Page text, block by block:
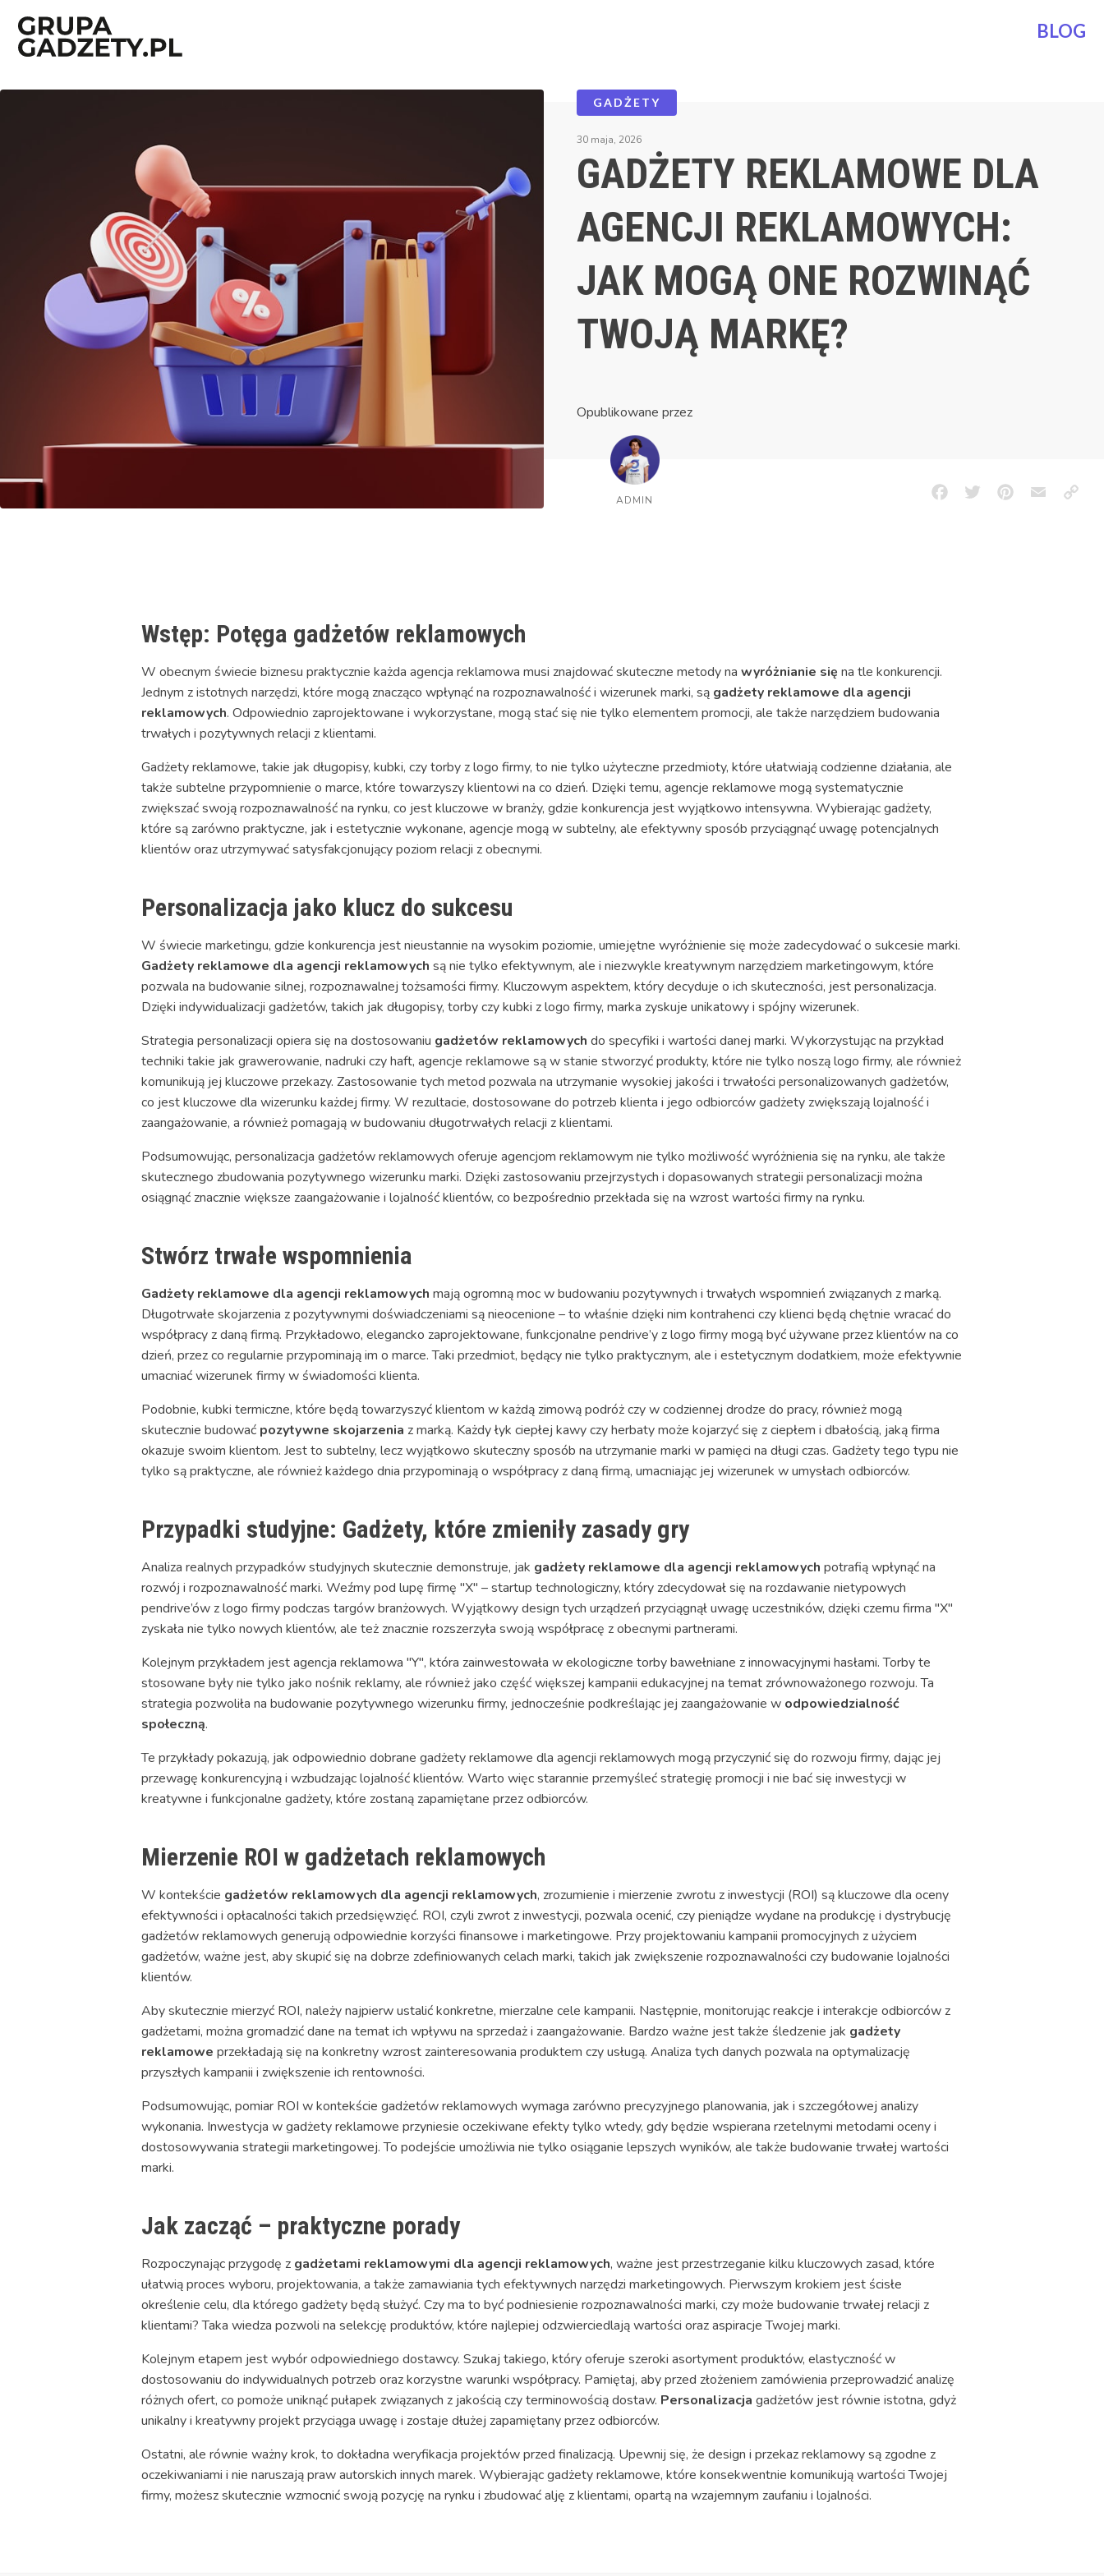
BLOG
GADŻETY
30 maja, 2026
GADŻETY REKLAMOWE DLA
AGENCJI REKLAMOWYCH:
JAK MOGĄ ONE ROZWINĄĆ
TWOJĄ MARKĘ?
Opublikowane przez
ADMIN FacebookTwitterPinterestEmailCopy
Wstęp: Potęga gadżetów reklamowych
W obecnym świecie biznesu praktycznie każda agencja reklamowa musi znajdować skuteczne metody na wyróżnianie się na tle konkurencji.
Jednym z istotnych narzędzi, które mogą znacząco wpłynąć na rozpoznawalność i wizerunek marki, są gadżety reklamowe dla agencji
reklamowych. Odpowiednio zaprojektowane i wykorzystane, mogą stać się nie tylko elementem promocji, ale także narzędziem budowania
trwałych i pozytywnych relacji z klientami.
Gadżety reklamowe, takie jak długopisy, kubki, czy torby z logo firmy, to nie tylko użyteczne przedmioty, które ułatwiają codzienne działania, ale
także subtelne przypomnienie o marce, które towarzyszy klientowi na co dzień. Dzięki temu, agencje reklamowe mogą systematycznie
zwiększać swoją rozpoznawalność na rynku, co jest kluczowe w branży, gdzie konkurencja jest wyjątkowo intensywna. Wybierając gadżety,
które są zarówno praktyczne, jak i estetycznie wykonane, agencje mogą w subtelny, ale efektywny sposób przyciągnąć uwagę potencjalnych
klientów oraz utrzymywać satysfakcjonujący poziom relacji z obecnymi.
Personalizacja jako klucz do sukcesu
W świecie marketingu, gdzie konkurencja jest nieustannie na wysokim poziomie, umiejętne wyróżnienie się może zadecydować o sukcesie marki.
Gadżety reklamowe dla agencji reklamowych są nie tylko efektywnym, ale i niezwykle kreatywnym narzędziem marketingowym, które
pozwala na budowanie silnej, rozpoznawalnej tożsamości firmy. Kluczowym aspektem, który decyduje o ich skuteczności, jest personalizacja.
Dzięki indywidualizacji gadżetów, takich jak długopisy, torby czy kubki z logo firmy, marka zyskuje unikatowy i spójny wizerunek.
Strategia personalizacji opiera się na dostosowaniu gadżetów reklamowych do specyfiki i wartości danej marki. Wykorzystując na przykład
techniki takie jak grawerowanie, nadruki czy haft, agencje reklamowe są w stanie stworzyć produkty, które nie tylko noszą logo firmy, ale również
komunikują jej kluczowe przekazy. Zastosowanie tych metod pozwala na utrzymanie wysokiej jakości i trwałości personalizowanych gadżetów,
co jest kluczowe dla wizerunku każdej firmy. W rezultacie, dostosowane do potrzeb klienta i jego odbiorców gadżety zwiększają lojalność i
zaangażowanie, a również pomagają w budowaniu długotrwałych relacji z klientami.
Podsumowując, personalizacja gadżetów reklamowych oferuje agencjom reklamowym nie tylko możliwość wyróżnienia się na rynku, ale także
skutecznego zbudowania pozytywnego wizerunku marki. Dzięki zastosowaniu przejrzystych i dopasowanych strategii personalizacji można
osiągnąć znacznie większe zaangażowanie i lojalność klientów, co bezpośrednio przekłada się na wzrost wartości firmy na rynku.
Stwórz trwałe wspomnienia
Gadżety reklamowe dla agencji reklamowych mają ogromną moc w budowaniu pozytywnych i trwałych wspomnień związanych z marką.
Długotrwałe skojarzenia z pozytywnymi doświadczeniami są nieocenione – to właśnie dzięki nim kontrahenci czy klienci będą chętnie wracać do
współpracy z daną firmą. Przykładowo, elegancko zaprojektowane, funkcjonalne pendrive’y z logo firmy mogą być używane przez klientów na co
dzień, przez co regularnie przypominają im o marce. Taki przedmiot, będący nie tylko praktycznym, ale i estetycznym dodatkiem, może efektywnie
umacniać wizerunek firmy w świadomości klienta.
Podobnie, kubki termiczne, które będą towarzyszyć klientom w każdą zimową podróż czy w codziennej drodze do pracy, również mogą
skutecznie budować pozytywne skojarzenia z marką. Każdy łyk ciepłej kawy czy herbaty może kojarzyć się z ciepłem i dbałością, jaką firma
okazuje swoim klientom. Jest to subtelny, lecz wyjątkowo skuteczny sposób na utrzymanie marki w pamięci na długi czas. Gadżety tego typu nie
tylko są praktyczne, ale również każdego dnia przypominają o współpracy z daną firmą, umacniając jej wizerunek w umysłach odbiorców.
Przypadki studyjne: Gadżety, które zmieniły zasady gry
Analiza realnych przypadków studyjnych skutecznie demonstruje, jak gadżety reklamowe dla agencji reklamowych potrafią wpłynąć na
rozwój i rozpoznawalność marki. Weźmy pod lupę firmę "X" – startup technologiczny, który zdecydował się na rozdawanie nietypowych
pendrive’ów z logo firmy podczas targów branżowych. Wyjątkowy design tych urządzeń przyciągnął uwagę uczestników, dzięki czemu firma "X"
zyskała nie tylko nowych klientów, ale też znacznie rozszerzyła swoją współpracę z obecnymi partnerami.
Kolejnym przykładem jest agencja reklamowa "Y", która zainwestowała w ekologiczne torby bawełniane z innowacyjnymi hasłami. Torby te
stosowane były nie tylko jako nośnik reklamy, ale również jako część większej kampanii edukacyjnej na temat zrównoważonego rozwoju. Ta
strategia pozwoliła na budowanie pozytywnego wizerunku firmy, jednocześnie podkreślając jej zaangażowanie w odpowiedzialność
społeczną.
Te przykłady pokazują, jak odpowiednio dobrane gadżety reklamowe dla agencji reklamowych mogą przyczynić się do rozwoju firmy, dając jej
przewagę konkurencyjną i wzbudzając lojalność klientów. Warto więc starannie przemyśleć strategię promocji i nie bać się inwestycji w
kreatywne i funkcjonalne gadżety, które zostaną zapamiętane przez odbiorców.
Mierzenie ROI w gadżetach reklamowych
W kontekście gadżetów reklamowych dla agencji reklamowych, zrozumienie i mierzenie zwrotu z inwestycji (ROI) są kluczowe dla oceny
efektywności i opłacalności takich przedsięwzięć. ROI, czyli zwrot z inwestycji, pozwala ocenić, czy pieniądze wydane na produkcję i dystrybucję
gadżetów reklamowych generują odpowiednie korzyści finansowe i marketingowe. Przy projektowaniu kampanii promocyjnych z użyciem
gadżetów, ważne jest, aby skupić się na dobrze zdefiniowanych celach marki, takich jak zwiększenie rozpoznawalności czy budowanie lojalności
klientów.
Aby skutecznie mierzyć ROI, należy najpierw ustalić konkretne, mierzalne cele kampanii. Następnie, monitorując reakcje i interakcje odbiorców z
gadżetami, można gromadzić dane na temat ich wpływu na sprzedaż i zaangażowanie. Bardzo ważne jest także śledzenie jak gadżety
reklamowe przekładają się na konkretny wzrost zainteresowania produktem czy usługą. Analiza tych danych pozwala na optymalizację
przyszłych kampanii i zwiększenie ich rentowności.
Podsumowując, pomiar ROI w kontekście gadżetów reklamowych wymaga zarówno precyzyjnego planowania, jak i szczegółowej analizy
wykonania. Inwestycja w gadżety reklamowe przyniesie oczekiwane efekty tylko wtedy, gdy będzie wspierana rzetelnymi metodami oceny i
dostosowywania strategii marketingowej. To podejście umożliwia nie tylko osiąganie lepszych wyników, ale także budowanie trwałej wartości
marki.
Jak zacząć – praktyczne porady
Rozpoczynając przygodę z gadżetami reklamowymi dla agencji reklamowych, ważne jest przestrzeganie kilku kluczowych zasad, które
ułatwią proces wyboru, projektowania, a także zamawiania tych efektywnych narzędzi marketingowych. Pierwszym krokiem jest ścisłe
określenie celu, dla którego gadżety będą służyć. Czy ma to być podniesienie rozpoznawalności marki, czy może budowanie trwałej relacji z
klientami? Taka wiedza pozwoli na selekcję produktów, które najlepiej odzwierciedlają wartości oraz aspiracje Twojej marki.
Kolejnym etapem jest wybór odpowiedniego dostawcy. Szukaj takiego, który oferuje szeroki asortyment produktów, elastyczność w
dostosowaniu do indywidualnych potrzeb oraz korzystne warunki współpracy. Pamiętaj, aby przed złożeniem zamówienia przeprowadzić analizę
różnych ofert, co pomoże uniknąć pułapek związanych z jakością czy terminowością dostaw. Personalizacja gadżetów jest równie istotna, gdyż
unikalny i kreatywny projekt przyciąga uwagę i zostaje dłużej zapamiętany przez odbiorców.
Ostatni, ale równie ważny krok, to dokładna weryfikacja projektów przed finalizacją. Upewnij się, że design i przekaz reklamowy są zgodne z
oczekiwaniami i nie naruszają praw autorskich innych marek. Wybierając gadżety reklamowe, które konsekwentnie komunikują wartości Twojej
firmy, możesz skutecznie wzmocnić swoją pozycję na rynku i zbudować alję z klientami, opartą na wzajemnym zaufaniu i lojalności.